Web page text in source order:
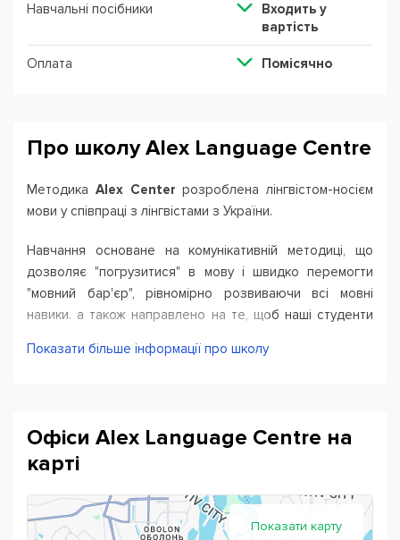
Навчальні посібники
Входить у
вартість
Оплата Помісячно
Про школу Alex Language Centre
Методика Alex Center розроблена лінгвістом-носієм
мови у співпраці з лінгвістами з України.
Навчання основане на комунікативній методиці, що
дозволяє "погрузитися" в мову і швидко перемогти
"мовний бар'єр", рівномірно розвиваючи всі мовні
навики. а також направлено на те, щоб наші студенти
Показати більше інформації про школу
Офіси Alex Language Centre на
карті
Показати карту